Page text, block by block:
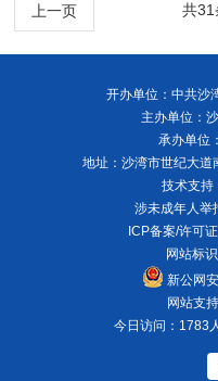
上一页 共31
开办单位：中共沙
主办单位：
承办单位
地址：沙湾市世纪大道
技术支
涉未成年人举
ICP备案/许可证
网站标
新公网
网站支持
今日访问：1783